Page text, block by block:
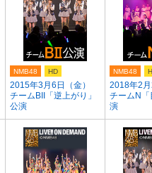
2015年3月6日（金）
チームBII「逆上がり」
公演
NMB48 HD
2018年2月
チームN
演
NMB48